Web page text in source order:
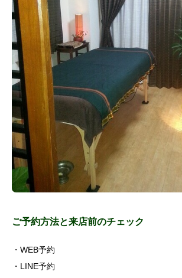
ご予約方法と来店前のチェック
・WEB予約
・LINE予約